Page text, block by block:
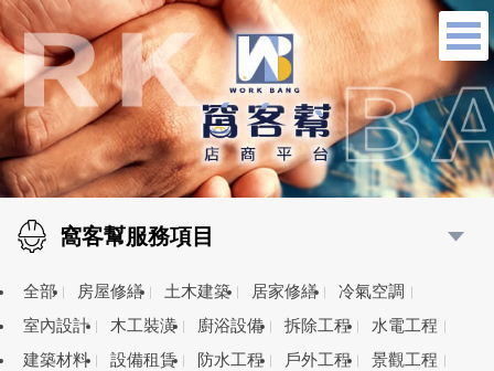
窩客幫服務項目
全部 房屋修繕 土木建築 居家修繕
冷氣空調
室內設計
木工裝潢 廚浴設備 拆除工程
水電工程
建築材料
設備租賃 防水工程 戶外工程
景觀工程